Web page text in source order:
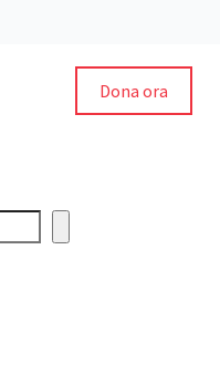
Dona ora